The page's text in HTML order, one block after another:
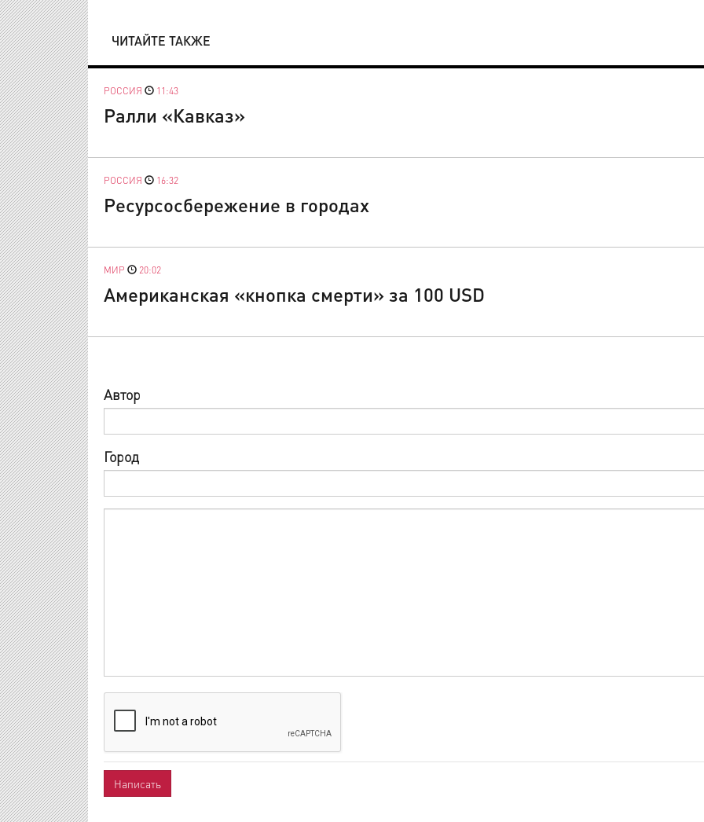
ЧИТАЙТЕ ТАКЖЕ
РОССИЯ 11:43
Ралли «Кавказ»
РОССИЯ 16:32
Ресурсосбережение в городах
МИР 20:02
Американская «кнопка смерти» за 100 USD
Автор
Город